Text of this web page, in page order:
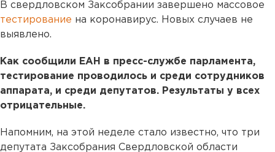
В свердловском Заксобрании завершено массовое
тестирование на коронавирус. Новых случаев не
выявлено.
Как сообщили ЕАН в пресс-службе парламента,
тестирование проводилось и среди сотрудников
аппарата, и среди депутатов. Результаты у всех
отрицательные.
Напомним, на этой неделе стало известно, что три
депутата Заксобрания Свердловской области